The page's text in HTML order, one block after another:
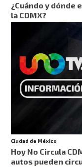
¿Cuándo y dónde
la CDMX?
Ciudad de México
Hoy No Circula
autos pueden